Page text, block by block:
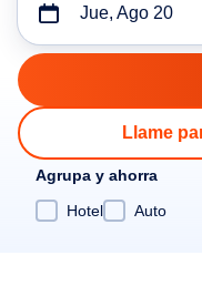
Jue, Ago 20
Llame
Agrupa y ahorra
Hotel
Auto